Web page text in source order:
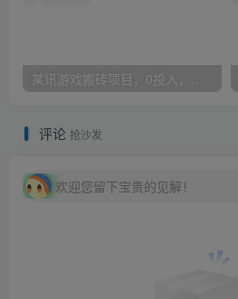
某讯游戏搬砖项目，0投入，可以挂机，轻松上手,月入3000+上不封顶
评论 抢沙发
欢迎您留下宝贵的见解！